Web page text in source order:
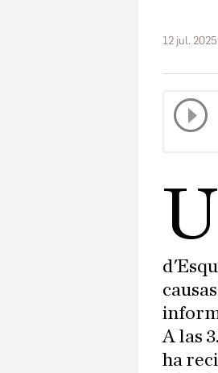
12 jul.
U
A las
ha